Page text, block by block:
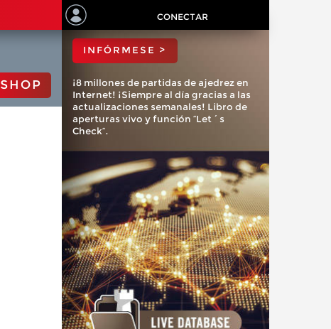
CONECTAR
SHOP
ChessBase?
INFÓRMESE >
¡8 millones de partidas de ajedrez en
Internet! ¡Siempre al día gracias a las
actualizaciones semanales! Libro de
aperturas vivo y función “Let´s
Check”.